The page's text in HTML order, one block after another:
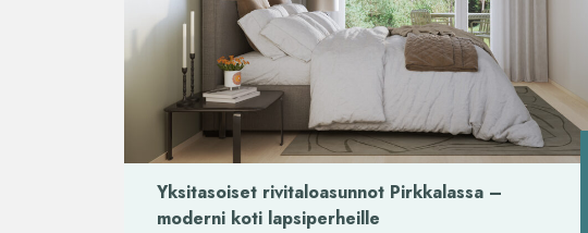
Yksitasoiset rivitaloasunnot Pirkkalassa –
moderni koti lapsiperheille